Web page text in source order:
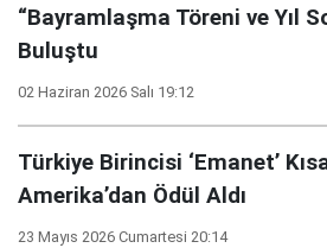
“Bayramlaşma Töreni ve Yıl
Buluştu
02 Haziran 2026 Salı 19:12
Türkiye Birincisi ‘Emanet’
Amerika’dan Ödül Aldı
23 Mayıs 2026 Cumartesi 20:14